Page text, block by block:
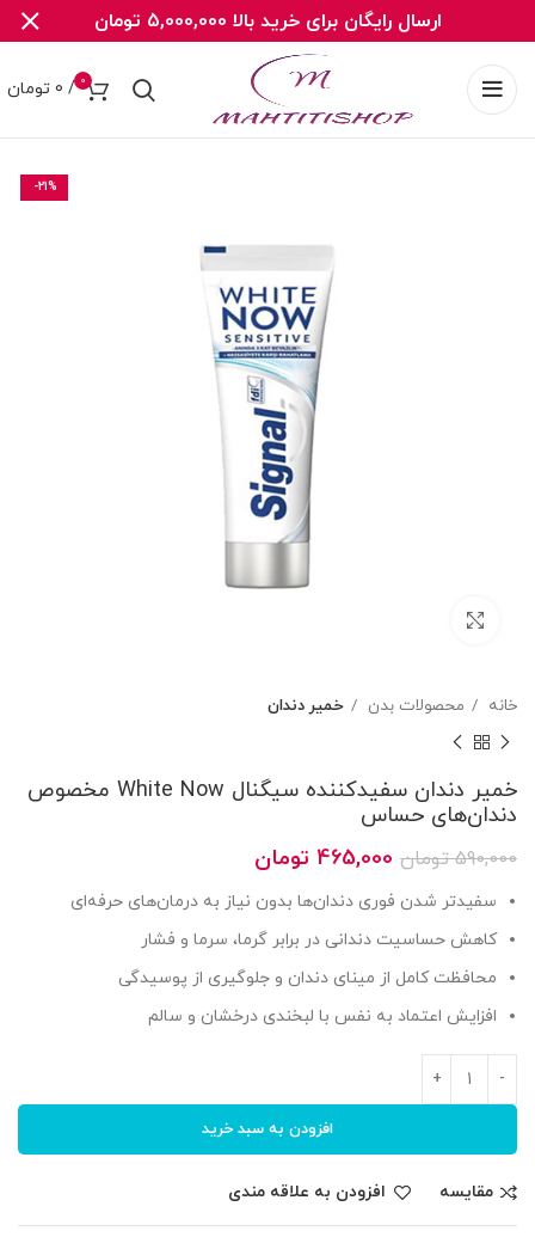
0
/
0 تومان
-21%
خانه محصولات بدن خمیر دندان
خمیر دندان سفیدکننده سیگنال White Now مخصوص
دندان‌های حساس
590,000 تومان قیمت
590,000 تومان
بود.
465,000 تومان
465,000 تومان
است.
سفیدتر شدن فوری دندان‌ها بدون نیاز به درمان‌های حرفه‌ای
کاهش حساسیت دندانی در برابر گرما، سرما و فشار
محافظت کامل از مینای دندان و جلوگیری از پوسیدگی
افزایش اعتماد به نفس با لبخندی درخشان و سالم
افزودن به سبد خرید
مقایسه افزودن به علاقه مندی
ارسال رایگان برای خرید بالا 5,000,000 تومان